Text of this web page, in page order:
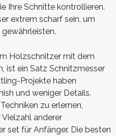
Ihre Schnitte kontrollieren.
extrem scharf sein, um
Holzschnitzer mit dem
ist ein Satz Schnitzmesser
Projekte haben
und weniger Details.
zu erlernen,
anderer
set für Anfänger. Die besten